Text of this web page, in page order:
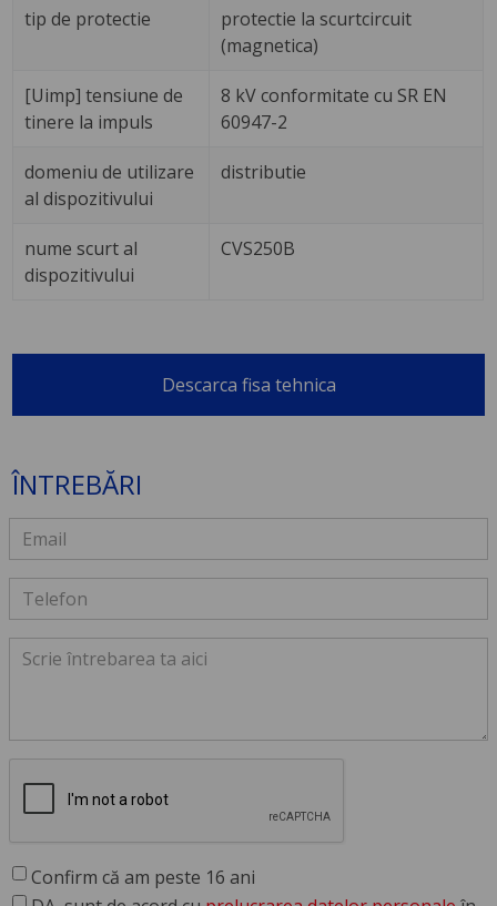
tip de protectie
protectie la scurtcircuit
(magnetica)
[Uimp] tensiune de
tinere la impuls
8 kV conformitate cu SR EN
60947-2
domeniu de utilizare
al dispozitivului
distributie
nume scurt al
dispozitivului
CVS250B
Descarca fisa tehnica
ÎNTREBĂRI
Confirm că am peste 16 ani